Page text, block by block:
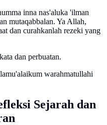
inna nas'aluka 'ilman
mutaqabbalan. Ya Allah,
dan curahkanlah rezeki yang
dan perbuatan.
warahmatullahi
Sejarah dan